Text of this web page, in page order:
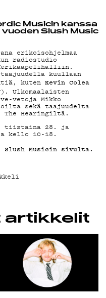
Musicin kanssa
vuoden Slush Music
erikoisohjelmaa
radiostudio
kuullaan
kuten Kevin Colea
). Ulkomaalaisten
vetoja Mikko
sekä taajuudelta
Hearingiltä.
tiistaina 28. ja
kello 10-18.
Slush Musicin sivulta.
artikkelit